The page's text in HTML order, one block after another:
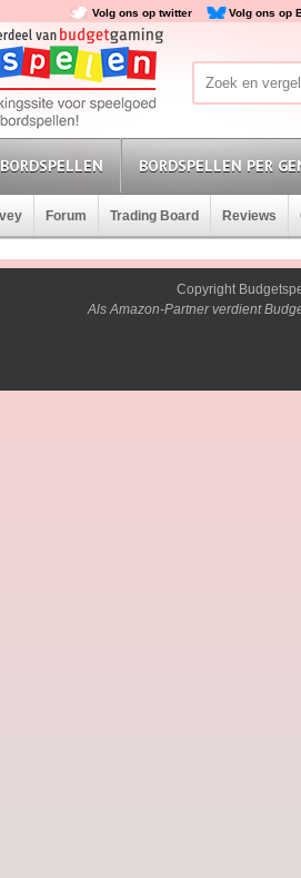
Volg ons op twitter Volg ons op
BORDSPELLEN BORDSPELLEN PER
Forum Trading Board Reviews
Copyright
Als Amazon-Partner verdient